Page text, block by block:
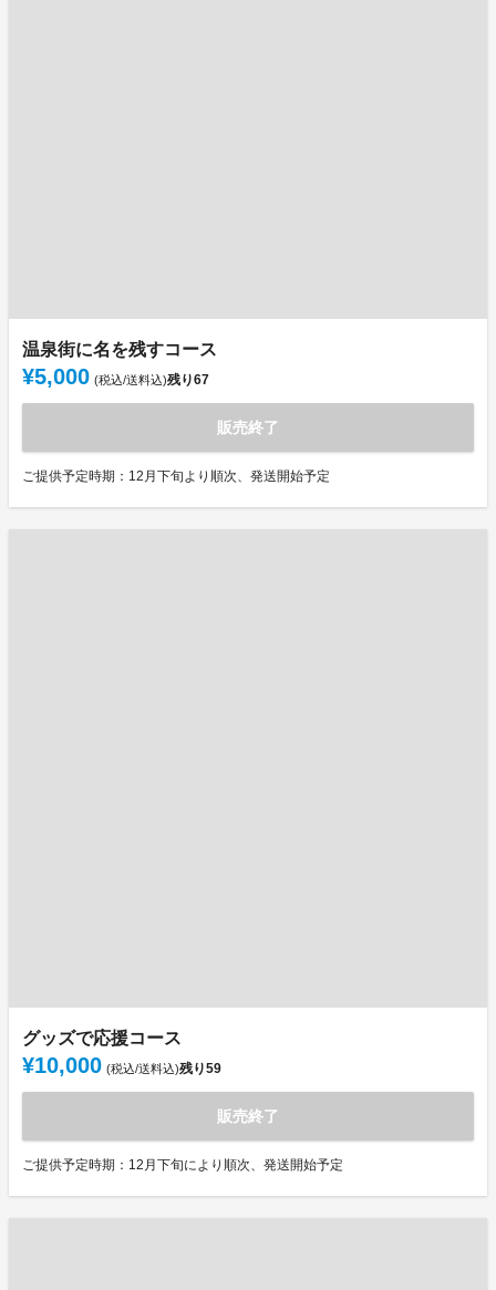
温泉街に名を残すコース
¥5,000 (税込/送料込)残り67
販売終了
ご提供予定時期：12月下旬より順次、発送開始予定
グッズで応援コース
¥10,000 (税込/送料込)残り59
販売終了
ご提供予定時期：12月下旬により順次、発送開始予定